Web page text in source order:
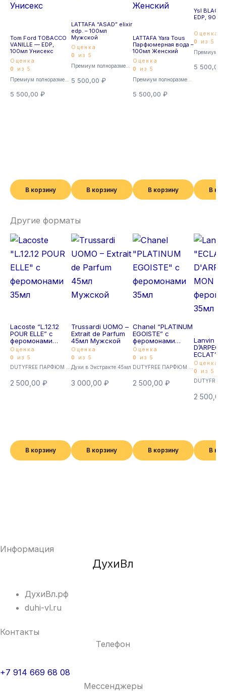
Tom Ford TOBACCO
VANILLE — EDP,
100мл Унисекс
Оценка
0
из 5
5 500,00 ₽
В корзину
LATTAFA “ASAD” elixir
edp. – 100мл
Мужской
Оценка
0
из 5
5 500,00₽
В корзину
Премиум полноразмерные
LATTAFA Yara Tous
Парфюмерная вода –
100мл Женский
Оценка
0
из 5
5 500,00 ₽
В корзину
Ysl BLACK
EDP, 90ml
Оценка
0
из 5
5 500,00
В
Другие форматы
Lacoste “L.12.12
POUR ELLE” с
феромонами
35мл
Оценка
0
из 5
2 500,00 ₽
В корзину
Духи в Экстракте 45мл
Trussardi UOMO –
Extrait de Parfum
45мл Мужской
Оценка
0
из 5
3 000,00₽
В корзину
Chanel “PLATINUM
EGOISTE” с
феромонами
35мл
Оценка
0
из 5
2 500,00 ₽
В корзину
Lanvin
ECLAT” с
35мл
Оценка
0
из 5
2 500,00
В
Информация
ДухиВл
ДухиВл.рф
duhi-vl.ru
Контакты
Телефон
+7 914 669 68 08
Мессенджеры